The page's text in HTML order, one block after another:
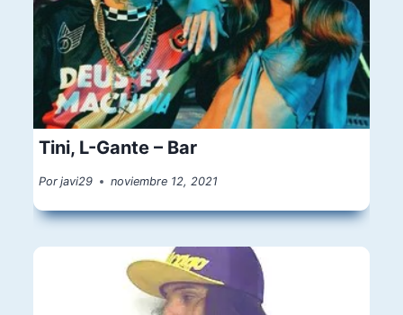
Tini, L-Gante – Bar
Por javi29 noviembre 12, 2021